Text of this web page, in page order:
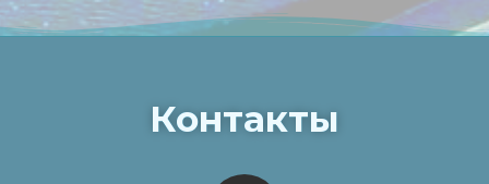
Контакты